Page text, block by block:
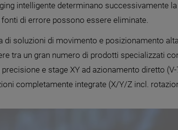
intelligente determinano successivamente
di errore possono essere eliminate.
soluzioni di movimento e posizionamento
tra un gran numero di prodotti specializzati
e stage XY ad azionamento diretto
completamente integrate (X/Y/Z incl.